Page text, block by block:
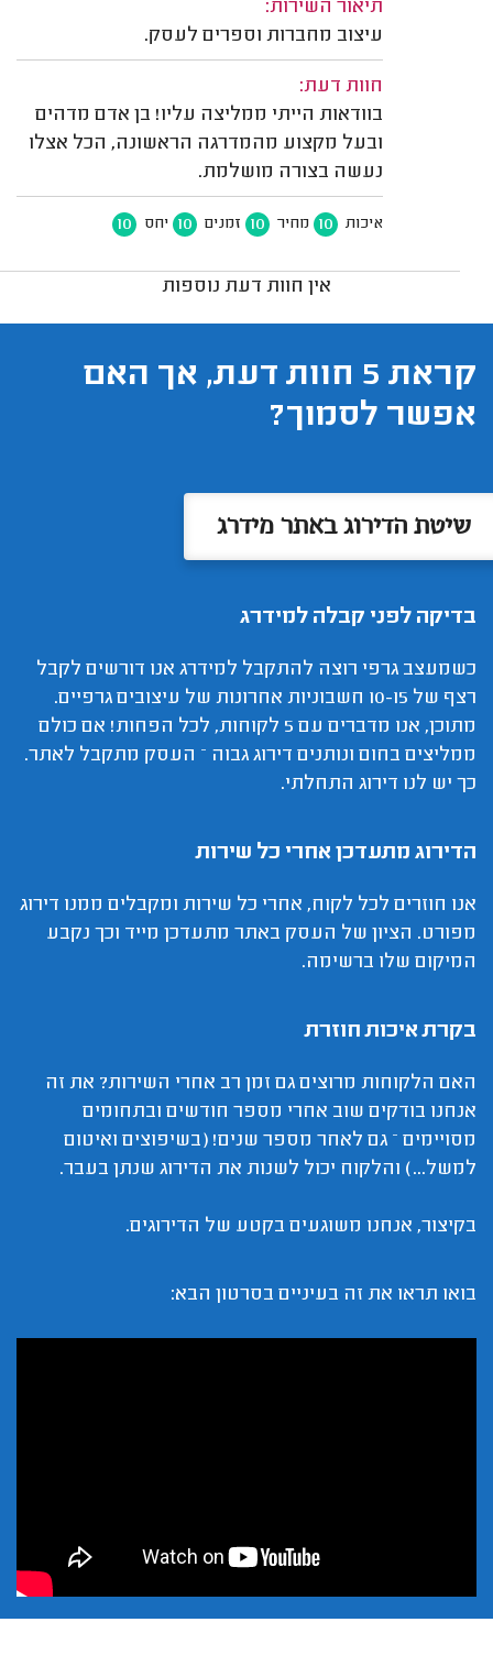
תיאור השירות:
עיצוב מחברות וספרים לעסק.
חוות דעת:
בוודאות הייתי ממליצה עליו! בן אדם מדהים
ובעל מקצוע מהמדרגה הראשונה, הכל אצלו
נעשה בצורה מושלמת.
איכות 10 מחיר 10 זמנים 10 יחס 10
אין חוות דעת נוספות
קראת 5 חוות דעת, אך האם
אפשר לסמוך?
שיטת הדירוג באתר מידרג
בדיקה לפני קבלה למידרג
כשמעצב גרפי רוצה להתקבל למידרג אנו דורשים לקבל
רצף של 10-15 חשבוניות אחרונות של עיצובים גרפיים.
מתוכן, אנו מדברים עם 5 לקוחות, לכל הפחות! אם כולם
ממליצים בחום ונותנים דירוג גבוה – העסק מתקבל לאתר.
כך יש לנו דירוג התחלתי.
הדירוג מתעדכן אחרי כל שירות
אנו חוזרים לכל לקוח, אחרי כל שירות ומקבלים ממנו דירוג
מפורט. הציון של העסק באתר מתעדכן מייד וכך נקבע
המיקום שלו ברשימה.
בקרת איכות חוזרת
האם הלקוחות מרוצים גם זמן רב אחרי השירות? את זה
אנחנו בודקים שוב אחרי מספר חודשים ובתחומים
מסויימים – גם לאחר מספר שנים! (בשיפוצים ואיטום
למשל...) והלקוח יכול לשנות את הדירוג שנתן בעבר.
בקיצור, אנחנו משוגעים בקטע של הדירוגים.
בואו תראו את זה בעיניים בסרטון הבא: